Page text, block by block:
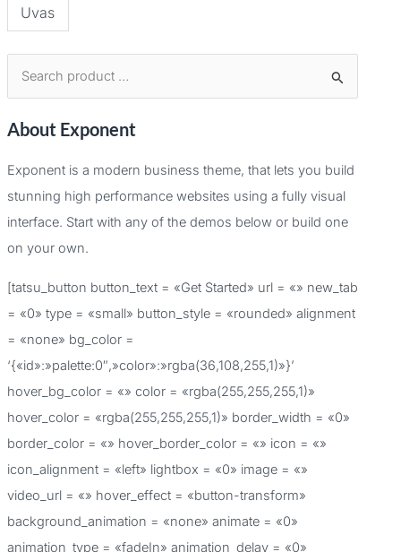
Uvas
s
r
:
About Exponent
Exponent is a modern business theme, that lets you build
stunning high performance websites using a fully visual
interface. Start with any of the demos below or build one
on your own.
[tatsu_button button_text = «Get Started» url = «» new_tab
= «0» type = «small» button_style = «rounded» alignment
= «none» bg_color =
‘{«id»:»palette:0″,»color»:»rgba(36,108,255,1)»}’
hover_bg_color = «» color = «rgba(255,255,255,1)»
hover_color = «rgba(255,255,255,1)» border_width = «0»
border_color = «» hover_border_color = «» icon = «»
icon_alignment = «left» lightbox = «0» image = «»
video_url = «» hover_effect = «button-transform»
background_animation = «none» animate = «0»
animation_type = «fadeIn» animation_delay = «0»